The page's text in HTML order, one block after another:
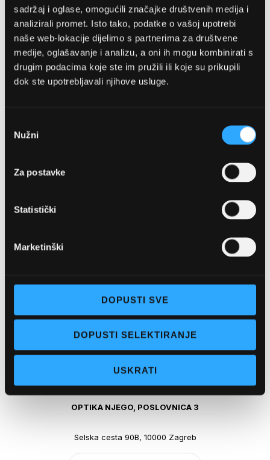
sadržaj i oglase, omogućili značajke društvenih medija i
analizirali promet. Isto tako, podatke o vašoj upotrebi
naše web-lokacije dijelimo s partnerima za društvene
medije, oglašavanje i analizu, a oni ih mogu kombinirati s
drugim podacima koje ste im pružili ili koje su prikupili
dok ste upotrebljavali njihove usluge.
pristanka
Nužni
Za postavke
Statistički
Marketinški
DOPUSTI SVE
DOPUSTI SELEKTIRANJE
USKRATI
OPTIKA NJEGO, POSLOVNICA 1
Pon - pet: 07 - 21h,
Sub: 07-21h
webshop@optikanjego.hr
OPTIKA NJEGO, POSLOVNICA 3
Selska cesta 90B, 10000 Zagreb